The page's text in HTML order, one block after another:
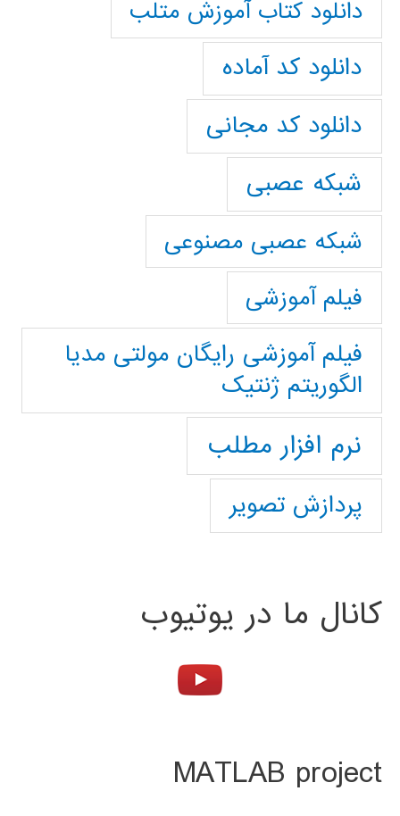
دانلود کتاب آموزش متلب
دانلود کد آماده
دانلود کد مجانی
شبکه عصبی
شبکه عصبی مصنوعی
فیلم آموزشی
فیلم آموزشی رایگان مولتی مدیا
الگوریتم ژنتیک
نرم افزار مطلب
پردازش تصویر
کانال ما در یوتیوب
MATLAB project